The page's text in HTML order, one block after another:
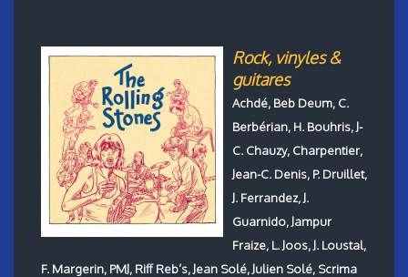
Rock, vinyles &
guitares
Achdé, Beb Deum, C.
Berbérian, H. Bouhris, J-
C. Chauzy, Charpentier,
Jean-C. Denis, P. Druillet,
J. Ferrandez, J.
Guarnido, Jampur
Fraize, L. Joos, J. Loustal,
F. Margerin, PMJ, Riff Reb’s, Jean Solé, Julien Solé, Scrima